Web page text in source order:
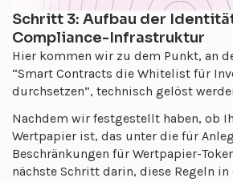
Schritt 3: Aufbau der
Compliance-Infrastruktur
Hier kommen wir zu dem Punkt, an
“Smart Contracts die Whitelist für
durchsetzen”, technisch gelöst
Nachdem wir festgestellt haben, ob
Wertpapier ist, das unter die für
Beschränkungen für Wertpapier-
nächste Schritt darin, diese Regeln